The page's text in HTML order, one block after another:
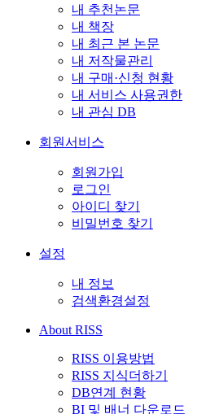
내 추천논문
내 책장
내 최근 본 논문
내 저작물관리
내 구매·신청 현황
내 서비스 사용권한
내 관심 DB
회원서비스
회원가입
로그인
아이디 찾기
비밀번호 찾기
설정
내 정보
검색환경설정
About RISS
RISS 이용방법
RISS 지식더하기
DB연계 현황
BI 및 배너 다운로드